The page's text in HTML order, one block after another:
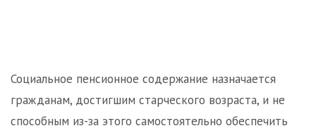
Социальное пенсионное содержание назначается
гражданам, достигшим старческого возраста, и не
способным из-за этого самостоятельно обеспечить